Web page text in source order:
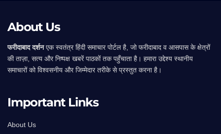
About Us
फरीदाबाद दर्शनएक स्वतंत्र हिंदी समाचार पोर्टल है, जो फरीदाबाद व आसपास के क्षेत्रों
की ताज़ा, सत्य और निष्पक्ष खबरें पाठकों तक पहुँचाता है। हमारा उद्देश्य स्थानीय
समाचारों को विश्वसनीय और जिम्मेदार तरीके से प्रस्तुत करना है।
Important Links
About Us